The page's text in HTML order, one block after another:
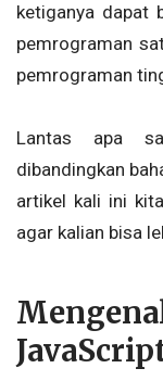
ketiganya dapat
pemrograman
pemrograman
Lantas apa
dibandingkan
artikel kali ini
agar kalian bisa